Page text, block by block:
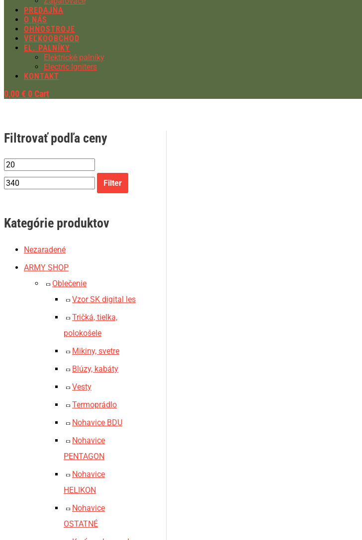
PREDAJŇA
O NÁS
OHŇOSTROJE
VEĽKOOBCHOD
EL. PALNÍKY
Elektrické palníky
Electric Igniters
KONTAKT
0,00 € 0 Cart
Filtrovať podľa ceny
Filter
Kategórie produktov
Nezaradené
ARMY SHOP
Oblečenie
Vzor SK digital les
Tričká, tielka,
polokošele
Mikiny, svetre
Blúzy, kabáty
Vesty
Termoprádlo
Nohavice BDU
Nohavice
PENTAGON
Nohavice
HELIKON
Nohavice
OSTATNÉ